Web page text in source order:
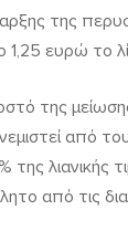
της
1,25 ευρώ το
της
από
λιανικής
από τις